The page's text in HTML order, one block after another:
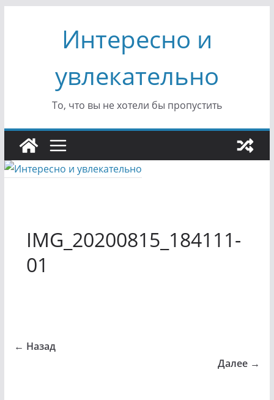
содержимомуИнтересно и
увлекательно
То, что вы не хотели бы пропустить
IMG_20200815_184111-
01
← Назад
Далее →